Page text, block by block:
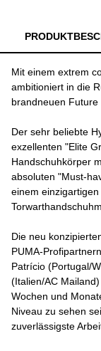
Mit einem extrem
ambitioniert in die
brandneuen Future
Der sehr beliebte
exzellenten "Elite
Handschuhkörper
absoluten "Must-
einem
Die neu
PUMA-
Patrício (Portugal/
(Italien/AC
Wochen und
Niveau zu sehen
zuverlässigste